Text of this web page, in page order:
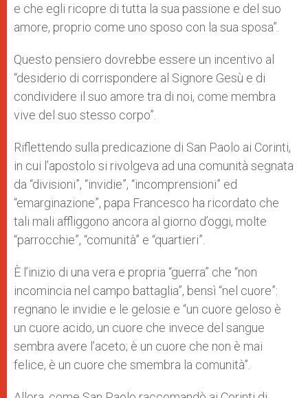
e che egli ricopre di tutta la sua passione e del suo
amore, proprio come uno sposo con la sua sposa”.
Questo pensiero dovrebbe essere un incentivo al
“desiderio di corrispondere al Signore Gesù e di
condividere il suo amore tra di noi, come membra
vive del suo stesso corpo”.
Riflettendo sulla predicazione di San Paolo ai Corinti,
in cui l’apostolo si rivolgeva ad una comunità segnata
da “divisioni”, “invidie”, “incomprensioni” ed
“emarginazione”, papa Francesco ha ricordato che
tali mali affliggono ancora al giorno d’oggi, molte
“parrocchie”, “comunità” e “quartieri”.
È l’inizio di una vera e propria “guerra” che “non
incomincia nel campo battaglia”, bensì “nel cuore”:
regnano le invidie e le gelosie e “un cuore geloso è
un cuore acido, un cuore che invece del sangue
sembra avere l’aceto; è un cuore che non è mai
felice, è un cuore che smembra la comunità”.